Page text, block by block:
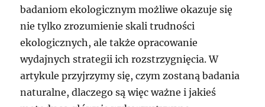
badaniom ekologicznym możliwe okazuje się
nie tylko zrozumienie skali trudności
ekologicznych, ale także opracowanie
wydajnych strategii ich rozstrzygnięcia. W
artykule przyjrzymy się, czym zostaną badania
naturalne, dlaczego są więc ważne i jakieś